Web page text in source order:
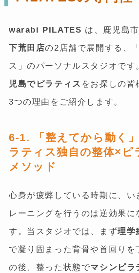
warabi PILATES は、鹿児島
下荒田店の2店舗で展開する、
ス」のパーソナルスタジオです
児島でピラティス をお探しの皆
3つの理由をご紹介します。
6-1. 「整えてから動く
ラティス独自の整体×ピ
メソッド
心身が疲弊している時期に、い
レーニングを行うのは逆効果に
す。当スタジオでは、まず理学
で凝り固まった背骨や首回りを
の後、整った状態でマシンピラ